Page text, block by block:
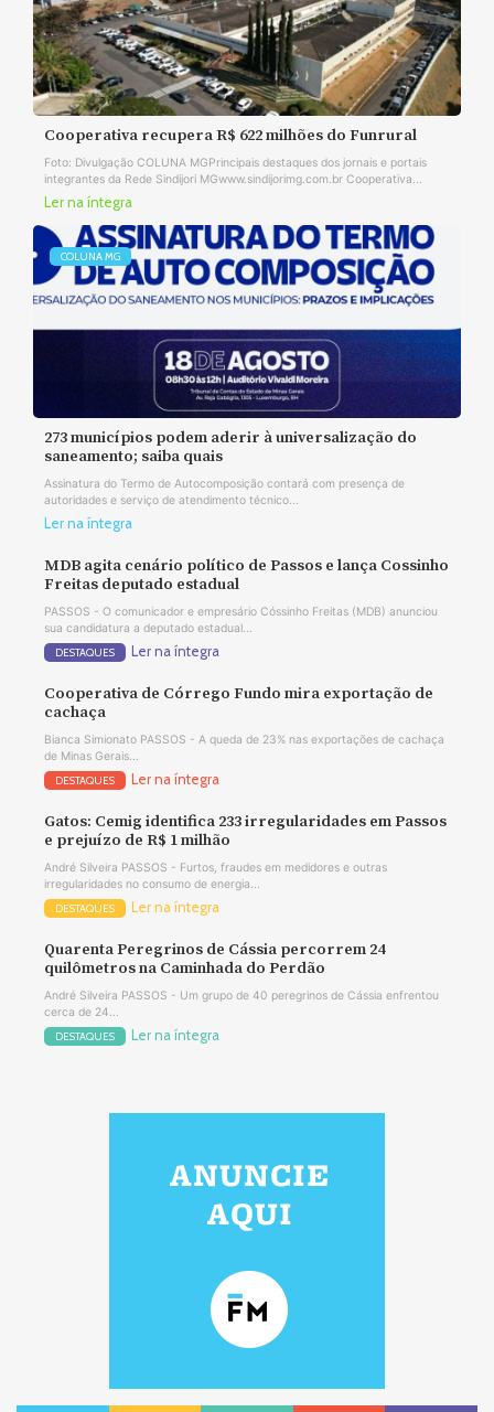
Cooperativa recupera R$ 622 milhões do Funrural
Foto: Divulgação COLUNA MGPrincipais destaques dos jornais e portais
integrantes da Rede Sindijori MGwww.sindijorimg.com.br Cooperativa...
Ler na íntegra
COLUNA MG
273 municípios podem aderir à universalização do
saneamento; saiba quais
Assinatura do Termo de Autocomposição contará com presença de
autoridades e serviço de atendimento técnico...
Ler na íntegra
MDB agita cenário político de Passos e lança Cossinho
Freitas deputado estadual
PASSOS - O comunicador e empresário Cóssinho Freitas (MDB) anunciou
sua candidatura a deputado estadual...
DESTAQUES Ler na íntegra
Cooperativa de Córrego Fundo mira exportação de
cachaça
Bianca Simionato PASSOS - A queda de 23% nas exportações de cachaça
de Minas Gerais...
DESTAQUES Ler na íntegra
Gatos: Cemig identifica 233 irregularidades em Passos
e prejuízo de R$ 1 milhão
André Silveira PASSOS - Furtos, fraudes em medidores e outras
irregularidades no consumo de energia...
DESTAQUES Ler na íntegra
Quarenta Peregrinos de Cássia percorrem 24
quilômetros na Caminhada do Perdão
André Silveira PASSOS - Um grupo de 40 peregrinos de Cássia enfrentou
cerca de 24...
DESTAQUES Ler na íntegra